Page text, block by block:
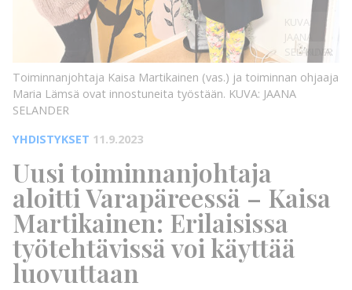
KUVA:
KUVA:
JAANA
SELANDER
Toiminnanjohtaja Kaisa Martikainen (vas.) ja toiminnan ohjaaja
Maria Lämsä ovat innostuneita työstään. KUVA: JAANA
SELANDER
YHDISTYKSET 11.9.2023
Uusi toiminnanjohtaja
aloitti Varapäreessä – Kaisa
Martikainen: Erilaisissa
työtehtävissä voi käyttää
luovuttaan